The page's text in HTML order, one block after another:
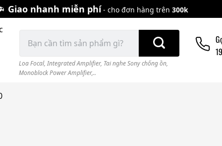
Giao nhanh miễn phí- cho đơn hàng trên 300k
kiếm:
Loa Focal, Integrated Amplifier, Tai nghe Sony chống ồn,
Monoblock Power Amplifier,..